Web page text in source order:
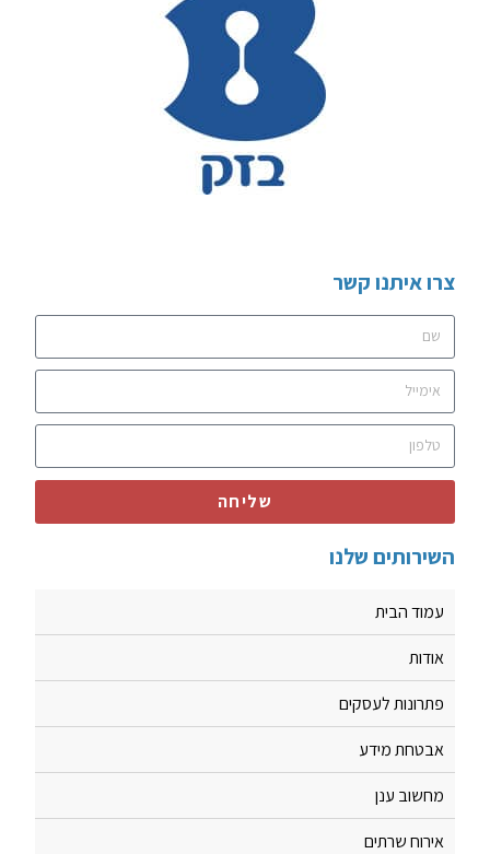
צרו איתנו קשר
שליחה
השירותים שלנו
עמוד הבית
אודות
פתרונות לעסקים
אבטחת מידע
מחשוב ענן
אירוח שרתים